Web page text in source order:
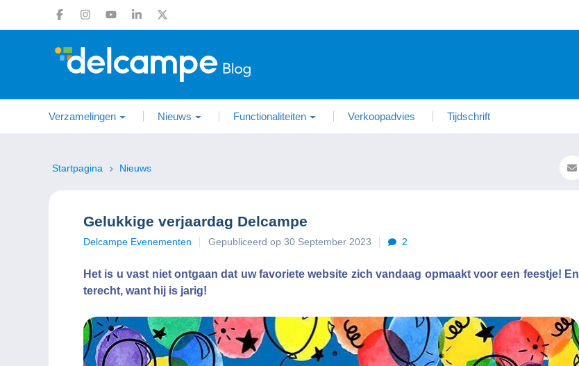
Verzamelingen Nieuws Functionaliteiten Verkoopadvies Tijdschrift
Startpagina Nieuws
Gelukkige verjaardag Delcampe
Delcampe Evenementen Gepubliceerd op 30 September 2023 2
Het is u vast niet ontgaan dat uw favoriete website zich vandaag opmaakt voor een feestje! En
terecht, want hij is jarig!